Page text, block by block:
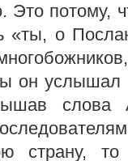
Это
о
он
слова
страну,